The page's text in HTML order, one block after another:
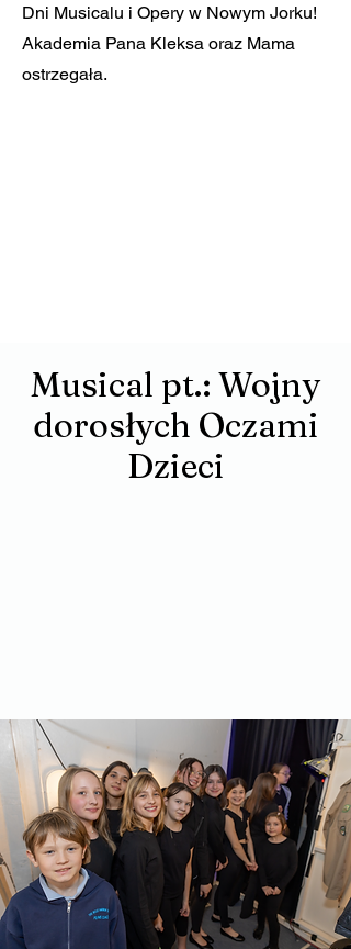
Dni Musicalu i Opery w Nowym Jorku!
Akademia Pana Kleksa oraz Mama
ostrzegała.
Musical pt.: Wojny
dorosłych Oczami
Dzieci